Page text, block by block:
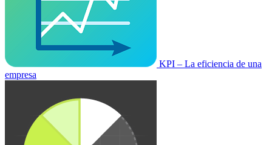
KPI – La eficiencia de una
empresa